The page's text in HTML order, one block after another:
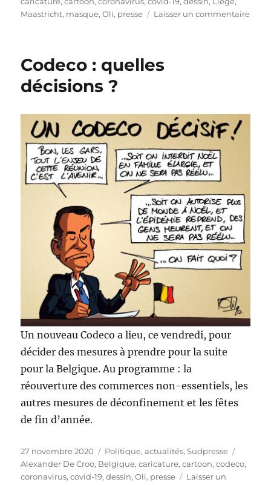
Maastricht, masque,Oli, presse Laisser un commentairesur
Codeco : quelles
décisions ?
Un nouveau Codeco a lieu, ce vendredi, pour
décider des mesures à prendre pour la suite
pour la Belgique. Au programme : la
réouverture des commerces non-essentiels, les
autres mesures de déconfinement et les fêtes
de fin d’année.
Publié
le
27 novembre 2020 Catégories
Politique, actualités,Sudpresse
Alexander De Croo, Belgique,caricature,cartoon,codeco,
coronavirus,covid-19,dessin,Oli, presse
Laisser un